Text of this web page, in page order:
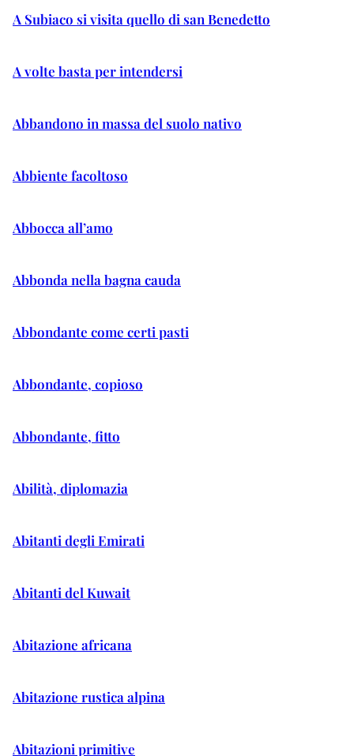
A Subiaco si visita quello di san Benedetto
A volte basta per intendersi
Abbandono in massa del suolo nativo
Abbiente facoltoso
Abbocca all’amo
Abbonda nella bagna cauda
Abbondante come certi pasti
Abbondante, copioso
Abbondante, fitto
Abilità, diplomazia
Abitanti degli Emirati
Abitanti del Kuwait
Abitazione africana
Abitazione rustica alpina
Abitazioni primitive